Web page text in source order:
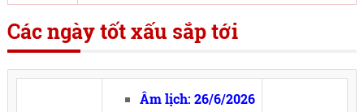
Các ngày tốt xấu sắp tới
Âm lịch: 26/6/2026